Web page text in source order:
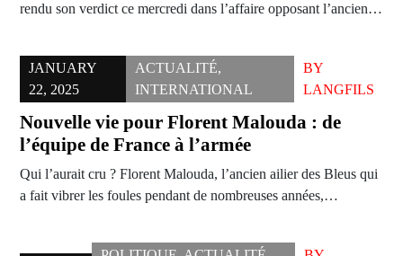
rendu son verdict ce mercredi dans l’affaire opposant l’ancien…
JANUARY
22, 2025
ACTUALITÉ,
INTERNATIONAL
BY
LANGFILS
Nouvelle vie pour Florent Malouda : de
l’équipe de France à l’armée
Qui l’aurait cru ? Florent Malouda, l’ancien ailier des Bleus qui
a fait vibrer les foules pendant de nombreuses années,…